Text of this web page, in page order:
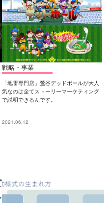
戦略・事業
「地雷専門店」鶯谷デッドボールが大人
気なのは全てストーリーマーケティング
で説明できるんです。
2021.06.12